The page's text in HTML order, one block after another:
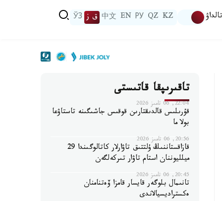
تالداۋ KZ
QZ
РУ
EN
中文 ق ز ЎЗ
تاقىرىپقا قاتىستى
22:04, 06 تامىز 2026
قۇرىلىس قالدىقتارىن قوقىس جاشىگىنە تاستاۋعا
بولا ما
20:56, 06 تامىز 2026
قازاقستاننىڭ ۇلتتىق تاۋارلار كاتالوگىندا 29
ميلليوننان استام تاۋار تىركەلگەن
20:45, 06 تامىز 2026
تانىمال بلوگەر قايسار قامزا ۆەتنامنان
ەكستراديسيالاندى